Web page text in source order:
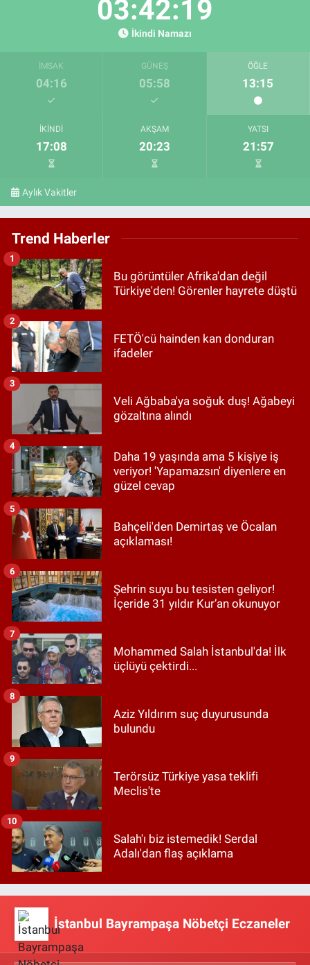
03:42:18
İkindi Namazı
İMSAK
04:16
GÜNEŞ
05:58
ÖĞLE
13:15
İKINDI
17:08
AKŞAM
20:23
YATSI
21:57
Aylık Vakitler
Trend Haberler
Bu görüntüler Afrika'dan değil
Türkiye'den! Görenler hayrete düştü
1
FETÖ'cü hainden kan donduran
ifadeler
2
Veli Ağbaba'ya soğuk duş! Ağabeyi
gözaltına alındı
3
Daha 19 yaşında ama 5 kişiye iş
veriyor! 'Yapamazsın' diyenlere en
güzel cevap
4
Bahçeli'den Demirtaş ve Öcalan
açıklaması!
5
Şehrin suyu bu tesisten geliyor!
İçeride 31 yıldır Kur’an okunuyor
6
Mohammed Salah İstanbul'da! İlk
üçlüyü çektirdi...
7
Aziz Yıldırım suç duyurusunda
bulundu
8
Terörsüz Türkiye yasa teklifi
Meclis'te
9
Salah'ı biz istemedik! Serdal
Adalı'dan flaş açıklama
10
İstanbul Bayrampaşa Nöbetçi Eczaneler